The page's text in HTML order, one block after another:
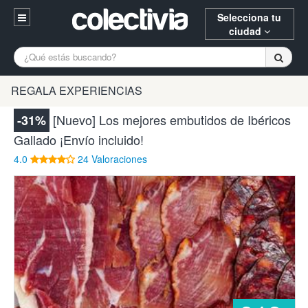
Selecciona tu
ciudad
Entrar
94 652 38 15 (L-V 10:30-15:00)
¿Necesitas ayuda? Escríbenos
A Coruña Alicante
Bilbao Donostia
Gijón Huesca
Madrid
Pamplona Santander Tarragona
Valencia Vitoria Zaragoza
REGALA EXPERIENCIAS
-31% [Nuevo] Los mejores embutidos de Ibéricos
Gallado ¡Envío incluido!
4.0 24 Valoraciones